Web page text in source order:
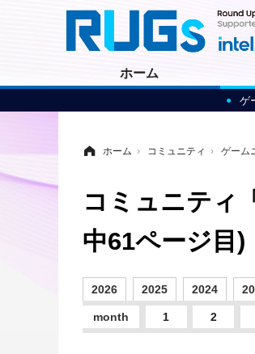
ホーム
ゲ
ホーム › コミュニティ › ゲーム
コミュニティ
中61ページ目)
2026 2025 2024
month 1 2